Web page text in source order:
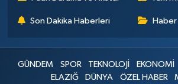
Son Dakika Haberleri
GÜNDEM SPOR TEKNOLOJİ EKONOMİ
ELAZIĞ
DÜNYA ÖZEL HABER